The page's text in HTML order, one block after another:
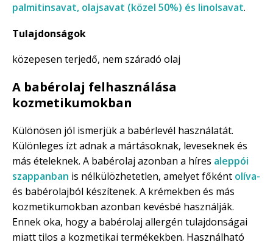
palmitinsavat, olajsavat (közel 50%) és linolsavat.
Tulajdonságok
közepesen terjedő, nem száradó olaj
A babérolaj felhasználása
kozmetikumokban
Különösen jól ismerjük a babérlevél használatát.
Különleges ízt adnak a mártásoknak, leveseknek és
más ételeknek. A babérolaj azonban a híres aleppói
szappanban is nélkülözhetetlen, amelyet főként olíva-
és babérolajból készítenek. A krémekben és más
kozmetikumokban azonban kevésbé használják.
Ennek oka, hogy a babérolaj allergén tulajdonságai
miatt tilos a kozmetikai termékekben. Használható